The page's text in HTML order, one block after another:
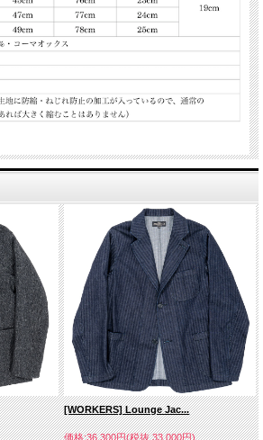
[WORKERS] Lounge Jac...
価格:36,300円(税抜 33,000円)